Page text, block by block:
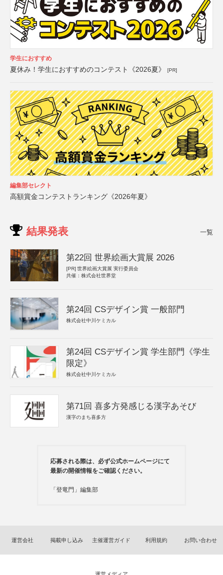
学生におすすめ
夏休み！学生におすすめのコンテスト《2026夏》 [PR]
編集部セレクト
高額賞金コンテストランキング《2026年夏》
結果発表 一覧
第22回 世界絵画大賞展 2026
[PR] 世界絵画大賞展 実行委員会
共催：株式会社世界堂
第24回 CSデザイン賞 一般部門
株式会社中川ケミカル
第24回 CSデザイン賞 学生部門《学生
限定》
株式会社中川ケミカル
第71回 喜多方発感じる漢字あそび
漢字のまち喜多方
応募される際は、必ず公式ホームページにて
最新の開催情報をご確認ください。
「登竜門」編集部
運営会社 掲載申し込み 主催運営ガイド 利用規約 お問い合わせ